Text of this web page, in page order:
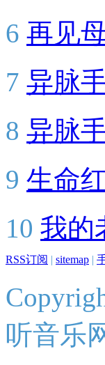
6 再见
7 异脉
8 异脉
9 生命红
10 我的
RSS订阅 | sitemap |
听音乐